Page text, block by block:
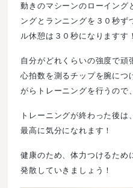
動きのマシーンのローイング
ングとランニングを３０秒ず
ル休憩は３０秒になりますす！
自分がどれくらいの強度で頑
心拍数を測るチップを腕につ
がらトレーニングを行うので
トレーニングが終わった後
最高に気分になれます！
健康のため、体力つけるため
発散していきましょう！